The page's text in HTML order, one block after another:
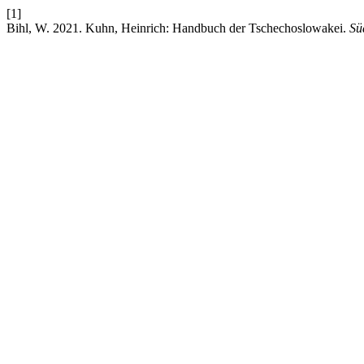
[1]
Bihl, W. 2021. Kuhn, Heinrich: Handbuch der Tschechoslowakei.